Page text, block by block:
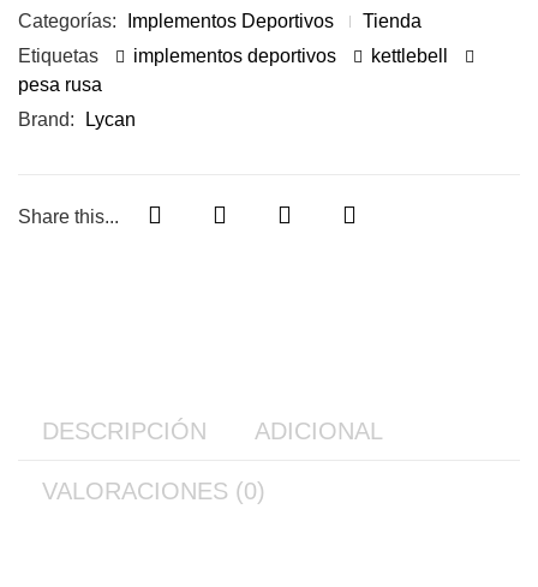
Categorías:
Implementos Deportivos
Tienda
Etiquetas
implementos deportivos
kettlebell
pesa rusa
Brand:
Lycan
Share this...
DESCRIPCIÓN ADICIONAL
VALORACIONES (0)